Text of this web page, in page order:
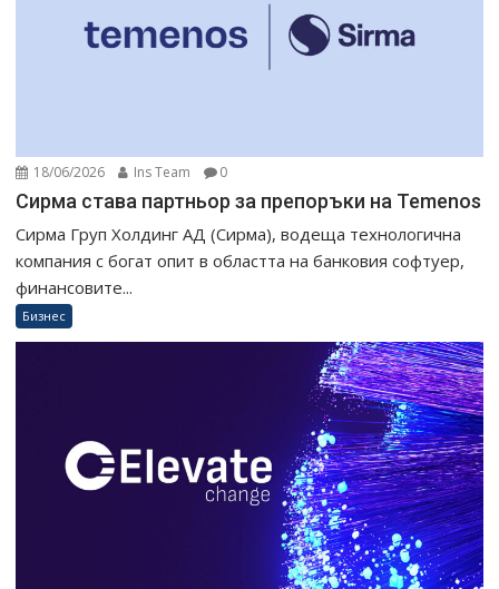
18/06/2026 Ins Team 0
Сирма става партньор за препоръки на Temenos
Сирма Груп Холдинг АД (Сирма), водеща технологична
компания с богат опит в областта на банковия софтуер,
финансовите...
Бизнес